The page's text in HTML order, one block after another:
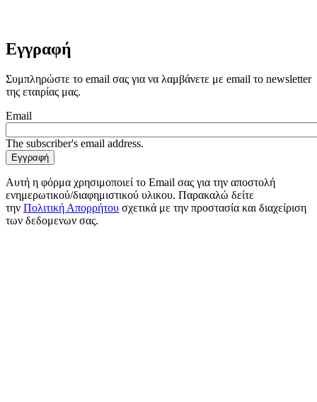
Εγγραφή
Συμπληρώστε το email σας για να λαμβάνετε με email το newsletter
της εταιρίας μας.
Email
The subscriber's email address.
Αυτή η φόρμα χρησιμοποιεί το Email σας για την αποστολή
ενημερωτικού/διαφημιστικού υλικου. Παρακαλώ δείτε
την Πολιτική Απορρήτου σχετικά με την προστασία και διαχείριση
των δεδομενων σας.